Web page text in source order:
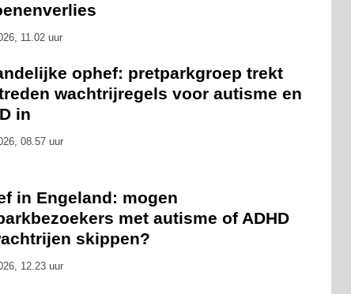
11.02 uur
ophef: pretparkgroep trekt
wachtrijregels voor autisme en
in
08.57 uur
in Engeland: mogen
met autisme of ADHD
skippen?
12.23 uur